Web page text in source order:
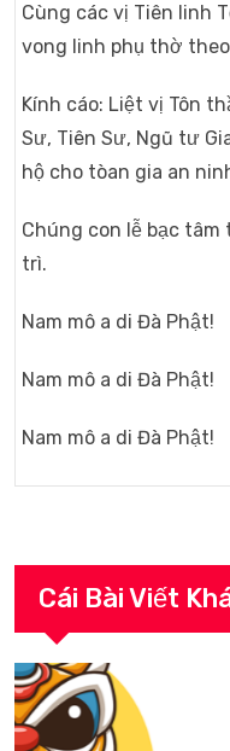
Cùng các vị Tiên linh
vong linh phụ thờ
Kính cáo: Liệt vị Tôn
Sư, Tiên Sư, Ngũ tư
hộ cho tòan gia an
Chúng con lễ bạc
trì.
Nam mô a di Đà Phật!
Nam mô a di Đà Phật!
Nam mô a di Đà Phật!
Cái Bài Viết